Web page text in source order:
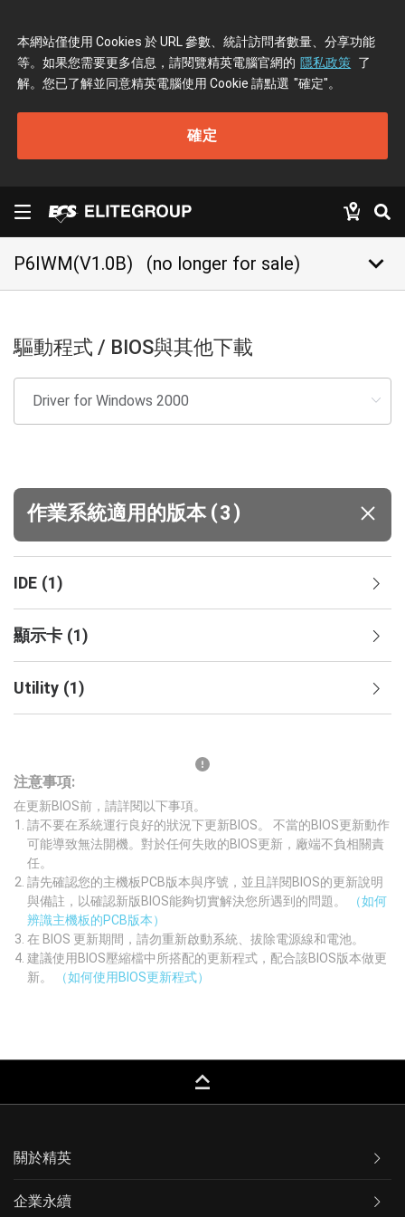
本網站僅使用 Cookies 於 URL 參數、統計訪問者數量、分享功能
等。如果您需要更多信息，請閱覽精英電腦官網的 隱私政策 了
解。您已了解並同意精英電腦使用 Cookie 請點選 "確定"。
確定
P6IWM(V1.0B) (no longer for sale) keyboard_arrow_down
驅動程式 / BIOS與其他下載
作業系統適用的版本 (3 )
IDE (1)
顯示卡 (1)
Utility (1)
注意事項:
在更新BIOS前，請詳閱以下事項。
請不要在系統運行良好的狀況下更新BIOS。 不當的BIOS更新動作
可能導致無法開機。對於任何失敗的BIOS更新，廠端不負相關責
任。
請先確認您的主機板PCB版本與序號，並且詳閱BIOS的更新說明
與備註，以確認新版BIOS能夠切實解決您所遇到的問題。
（如何
辨識主機板的PCB版本）
在 BIOS 更新期間，請勿重新啟動系統、拔除電源線和電池。
建議使用BIOS壓縮檔中所搭配的更新程式，配合該BIOS版本做更
新。
（如何使用BIOS更新程式）
keyboard_capslock
關於精英
企業永續